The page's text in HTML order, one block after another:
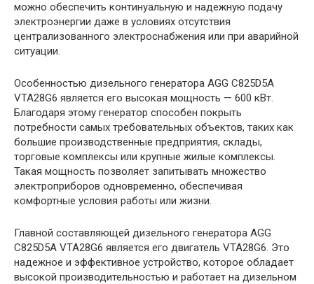
можно обеспечить континуальную и надежную подачу
электроэнергии даже в условиях отсутствия
централизованного электроснабжения или при аварийной
ситуации.
Особенностью дизельного генератора AGG C825D5A
VTA28G6 является его высокая мощность — 600 кВт.
Благодаря этому генератор способен покрыть
потребности самых требовательных объектов, таких как
большие производственные предприятия, склады,
торговые комплексы или крупные жилые комплексы.
Такая мощность позволяет запитывать множество
электроприборов одновременно, обеспечивая
комфортные условия работы или жизни.
Главной составляющей дизельного генератора AGG
C825D5A VTA28G6 является его двигатель VTA28G6. Это
надежное и эффективное устройство, которое обладает
высокой производительностью и работает на дизельном